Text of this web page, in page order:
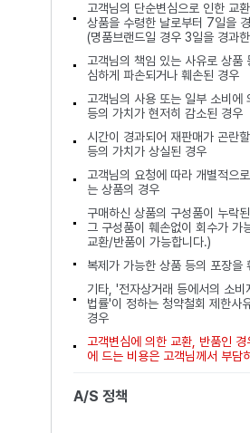
고객님의 단순변심으로 인한 교
상품을 수령한 날로부터 7일을
(명품브랜드일 경우 3일을 경과
고객님의 책임 있는 사유로 상품
심하게 파손되거나 훼손된 경우
고객님의 사용 또는 일부 소비에
등의 가치가 현저히 감소된 경우
시간이 경과되어 재판매가 곤란
등의 가치가 상실된 경우
고객님의 요청에 따라 개별적으
는 상품의 경우
구매하신 상품의 구성품이 누락
그 구성품이 훼손없이 회수가 가
교환/반품이 가능합니다.)
복제가 가능한 상품 등의 포장을
기타, '전자상거래 등에서의 소비
법률'이 정하는 청약철회 제한사
경우
고객변심에 의한 교환, 반품인 경
에 드는 비용은 고객님께서 부담
A/S 정책